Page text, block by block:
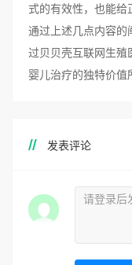
式的有效性，也能给
通过上述几点内容的
过贝贝壳互联网生殖
婴儿治疗的独特价值
发表评论